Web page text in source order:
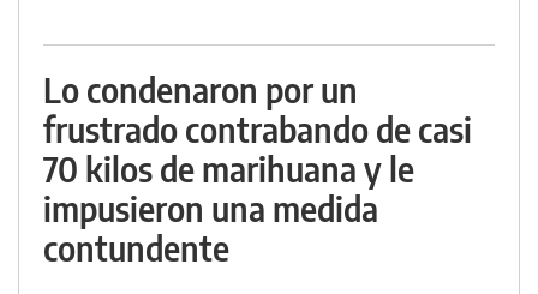
Lo condenaron por un
frustrado contrabando de casi
70 kilos de marihuana y le
impusieron una medida
contundente